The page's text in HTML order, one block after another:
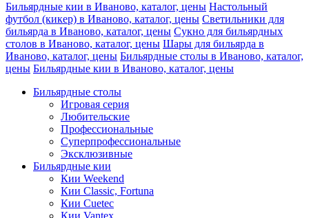
Бильярдные кии в Иваново, каталог, цены Настольный
футбол (кикер) в Иваново, каталог, цены Светильники для
бильярда в Иваново, каталог, цены Сукно для бильярдных
столов в Иваново, каталог, цены Шары для бильярда в
Иваново, каталог, цены Бильярдные столы в Иваново, каталог,
цены Бильярдные кии в Иваново, каталог, цены
Бильярдные столы
Игровая серия
Любительские
Профессиональные
Суперпрофессиональные
Эксклюзивные
Бильярдные кии
Кии Weekend
Кии Classic, Fortuna
Кии Cuetec